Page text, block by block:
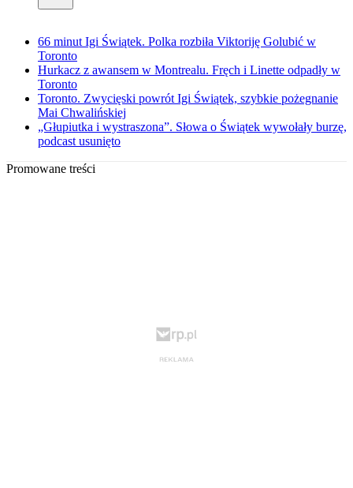
66 minut Igi Świątek. Polka rozbiła Viktoriję Golubić w
Toronto
Hurkacz z awansem w Montrealu. Fręch i Linette odpadły w
Toronto
Toronto. Zwycięski powrót Igi Świątek, szybkie pożegnanie
Mai Chwalińskiej
„Głupiutka i wystraszona”. Słowa o Świątek wywołały burzę,
podcast usunięto
Promowane treści